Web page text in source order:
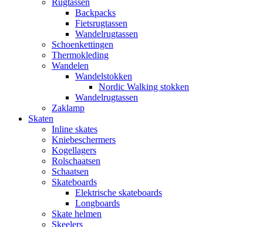
Rugtassen
Backpacks
Fietsrugtassen
Wandelrugtassen
Schoenkettingen
Thermokleding
Wandelen
Wandelstokken
Nordic Walking stokken
Wandelrugtassen
Zaklamp
Skaten
Inline skates
Kniebeschermers
Kogellagers
Rolschaatsen
Schaatsen
Skateboards
Elektrische skateboards
Longboards
Skate helmen
Skeelers